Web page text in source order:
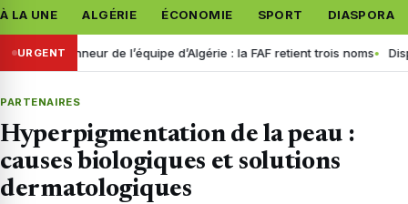
À LA UNE ALGÉRIE ÉCONOMIE SPORT DIASPORA
URGENTde l’équipe d’Algérie : la FAF retient trois noms Disparition de
PARTENAIRES
Hyperpigmentation de la peau :
causes biologiques et solutions
dermatologiques